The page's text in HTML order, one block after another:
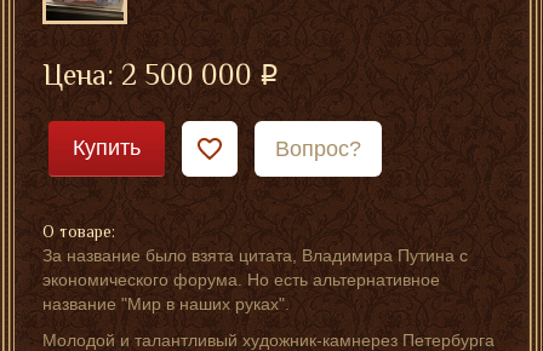
Цена:2 500 000
Купить Вопрос?
О товаре:
За название было взята цитата, Владимира Путина с
экономического форума. Но есть альтернативное
название "Мир в наших руках".
Молодой и талантливый художник-камнерез Петербурга